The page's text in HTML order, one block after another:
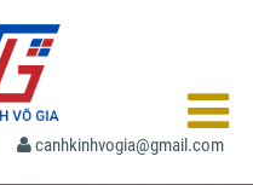
canhkinhvogia@gmail.com